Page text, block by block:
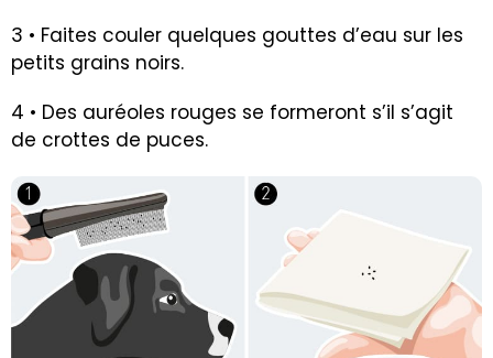
3 • Faites couler quelques gouttes d’eau sur les
petits grains noirs.
4 • Des auréoles rouges se formeront s’il s’agit
de crottes de puces.